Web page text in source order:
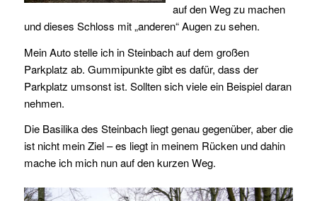
auf den Weg zu machen
und dieses Schloss mit „anderen“ Augen zu sehen.
Mein Auto stelle ich in Steinbach auf dem großen
Parkplatz ab. Gummipunkte gibt es dafür, dass der
Parkplatz umsonst ist. Sollten sich viele ein Beispiel daran
nehmen.
Die Basilika des Steinbach liegt genau gegenüber, aber die
ist nicht mein Ziel – es liegt in meinem Rücken und dahin
mache ich mich nun auf den kurzen Weg.